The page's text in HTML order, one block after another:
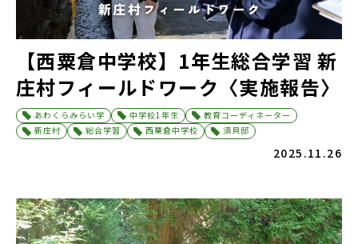
【西粟倉中学校】1年生総合学習 新
庄村フィールドワーク〈実施報告〉
あわくらみらい学 中学校1年生
教育コーディネーター
新庄村
総合学習 西粟倉中学校 須貝邸
2025.11.26